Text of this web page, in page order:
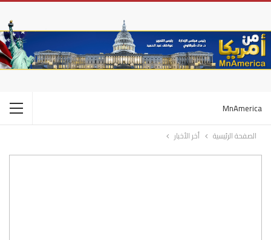
MnAmerica
الصفحة الرئيسية أخر الأخبار